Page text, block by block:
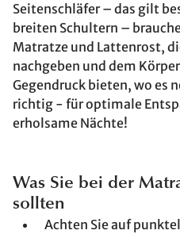
Seitenschläfer – das gilt
breiten Schultern –
Matratze und Lattenrost,
nachgeben und dem
Gegendruck bieten, wo es
richtig - für optimale
erholsame Nächte!
Was Sie bei der
sollten
Achten Sie auf